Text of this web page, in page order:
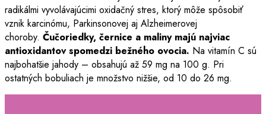
radikálmi vyvolávajúcimi oxidačný stres, ktorý môže spôsobiť
vznik karcinómu, Parkinsonovej aj Alzheimerovej
choroby. Čučoriedky, černice a maliny majú najviac
antioxidantov spomedzi bežného ovocia. Na vitamín C sú
najbohatšie jahody – obsahujú až 59 mg na 100 g. Pri
ostatných bobuliach je množstvo nižšie, od 10 do 26 mg.